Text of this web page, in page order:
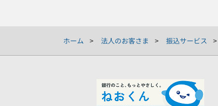
ホーム 法人のお客さま 振込サービス